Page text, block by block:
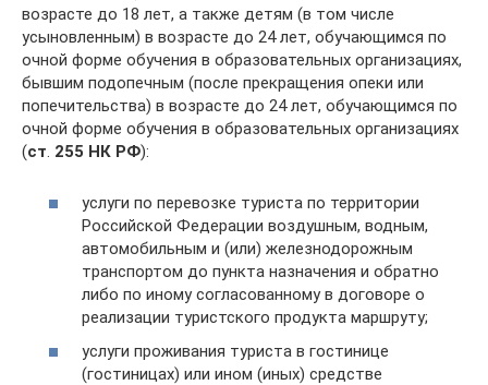
возрасте до 18 лет, а также детям (в том числе
усыновленным) в возрасте до 24 лет, обучающимся по
очной форме обучения в образовательных организациях,
бывшим подопечным (после прекращения опеки или
попечительства) в возрасте до 24 лет, обучающимся по
очной форме обучения в образовательных организациях
(ст. 255 НК РФ):
услуги по перевозке туриста по территории
Российской Федерации воздушным, водным,
автомобильным и (или) железнодорожным
транспортом до пункта назначения и обратно
либо по иному согласованному в договоре о
реализации туристского продукта маршруту;
услуги проживания туриста в гостинице
(гостиницах) или ином (иных) средстве